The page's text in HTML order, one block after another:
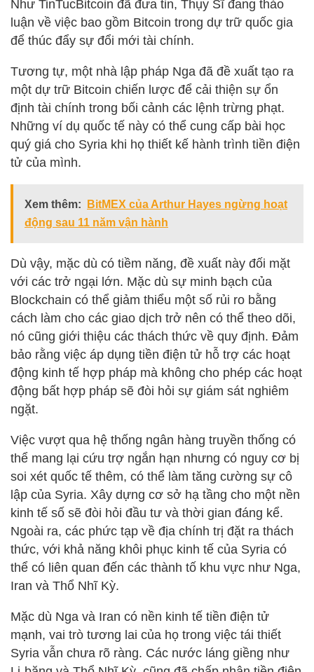
Như TinTucBitcoin đã đưa tin, Thụy Sĩ đang thảo
luận về việc bao gồm Bitcoin trong dự trữ quốc gia
để thúc đẩy sự đổi mới tài chính.
Tương tự, một nhà lập pháp Nga đã đề xuất tạo ra
một dự trữ Bitcoin chiến lược để cải thiện sự ổn
định tài chính trong bối cảnh các lệnh trừng phạt.
Những ví dụ quốc tế này có thể cung cấp bài học
quý giá cho Syria khi họ thiết kế hành trình tiền điện
tử của mình.
Xem thêm:
BitMEX của Arthur Hayes ngừng hoạt
động sau 11 năm vận hành
Dù vậy, mặc dù có tiềm năng, đề xuất này đối mặt
với các trở ngại lớn. Mặc dù sự minh bạch của
Blockchain có thể giảm thiểu một số rủi ro bằng
cách làm cho các giao dịch trở nên có thể theo dõi,
nó cũng giới thiệu các thách thức về quy định. Đảm
bảo rằng việc áp dụng tiền điện tử hỗ trợ các hoạt
động kinh tế hợp pháp mà không cho phép các hoạt
động bất hợp pháp sẽ đòi hỏi sự giám sát nghiêm
ngặt.
Việc vượt qua hệ thống ngân hàng truyền thống có
thể mang lại cứu trợ ngắn hạn nhưng có nguy cơ bị
soi xét quốc tế thêm, có thể làm tăng cường sự cô
lập của Syria. Xây dựng cơ sở hạ tầng cho một nền
kinh tế số sẽ đòi hỏi đầu tư và thời gian đáng kể.
Ngoài ra, các phức tạp về địa chính trị đặt ra thách
thức, với khả năng khôi phục kinh tế của Syria có
thể có liên quan đến các thành tố khu vực như Nga,
Iran và Thổ Nhĩ Kỳ.
Mặc dù Nga và Iran có nền kinh tế tiền điện tử
mạnh, vai trò tương lai của họ trong việc tái thiết
Syria vẫn chưa rõ ràng. Các nước láng giềng như